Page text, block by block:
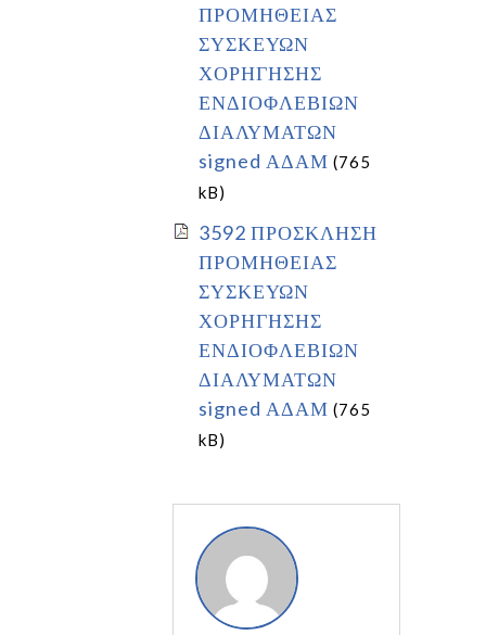
ΠΡΟΜΗΘΕΙΑΣ
ΣΥΣΚΕΥΩΝ
ΧΟΡΗΓΗΣΗΣ
ΕΝΔΙΟΦΛΕΒΙΩΝ
ΔΙΑΛΥΜΑΤΩΝ
signed ΑΔΑΜ (765
kB)
3592 ΠΡΟΣΚΛΗΣΗ
ΠΡΟΜΗΘΕΙΑΣ
ΣΥΣΚΕΥΩΝ
ΧΟΡΗΓΗΣΗΣ
ΕΝΔΙΟΦΛΕΒΙΩΝ
ΔΙΑΛΥΜΑΤΩΝ
signed ΑΔΑΜ (765
kB)